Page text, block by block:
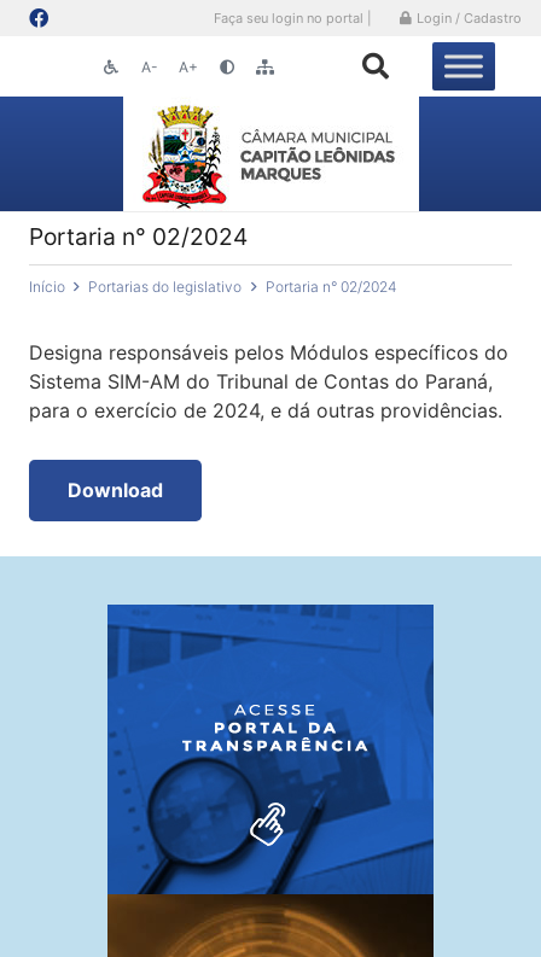
Faça seu login no portal | Login / Cadastro
A- A+
Portaria n° 02/2024
Início Portarias do legislativo Portaria n° 02/2024
Designa responsáveis pelos Módulos específicos do
Sistema SIM-AM do Tribunal de Contas do Paraná,
para o exercício de 2024, e dá outras providências.
Download